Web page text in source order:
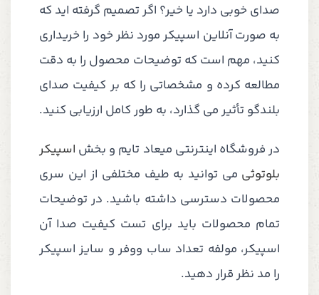
صدای خوبی دارد یا خیر؟ اگر تصمیم گرفته اید که
به صورت آنلاین اسپیکر مورد نظر خود را خریداری
کنید، مهم است که توضیحات محصول را به دقت
مطالعه کرده و مشخصاتی را که بر کیفیت صدای
بلندگو تأثیر می گذارد، به طور کامل ارزیابی کنید.
در فروشگاه اینترنتی میعاد تایم و بخش اسپیکر
بلوتوثی می توانید به طیف مختلفی از این سری
محصولات دسترسی داشته باشید. در توضیحات
تمام محصولات باید برای تست کیفیت صدا آن
اسپیکر، مولفه تعداد ساب ووفر و سایز اسپیکر
را مد نظر قرار دهید.